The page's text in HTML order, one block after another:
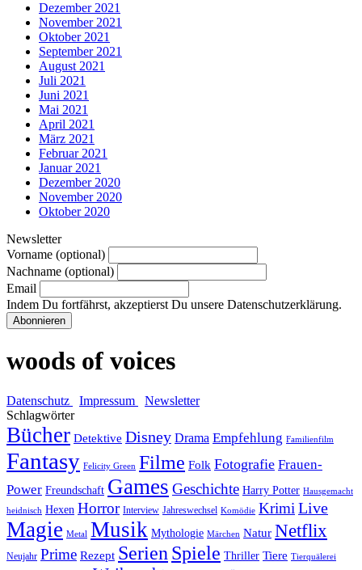
Dezember 2021
November 2021
Oktober 2021
September 2021
August 2021
Juli 2021
Juni 2021
Mai 2021
April 2021
März 2021
Februar 2021
Januar 2021
Dezember 2020
November 2020
Oktober 2020
Newsletter
Vorname (optional)
Nachname (optional)
Email
Indem Du fortfährst, akzeptierst Du unsere Datenschutzerklärung.
woods of voices
Datenschutz Impressum
Newsletter
Schlagwörter
Bücher Detektive Disney Drama Empfehlung Familienfilm
Fantasy Felicity Green Filme Folk Fotografie Frauen-
Power Freundschaft Games Geschichte Harry Potter Hausgemacht
heidnisch Hexen Horror Interview Jahreswechsel Komödie Krimi Live
Magie Metal Musik Mythologie Märchen Natur Netflix
Neujahr Prime Rezept Serien Spiele Thriller Tiere Tierquälerei